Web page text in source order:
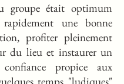
groupe était optimum
une bonne
profiter pleinement
du lieu et instaurer un
propice aux